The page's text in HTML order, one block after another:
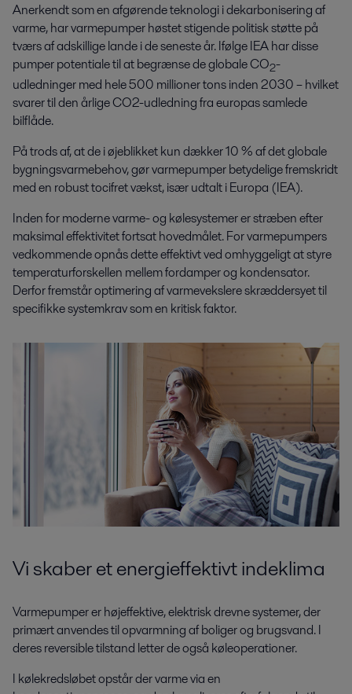
Anerkendt som en afgørende teknologi i dekarbonisering af
varme, har varmepumper høstet stigende politisk støtte på
tværs af adskillige lande i de seneste år. Ifølge IEA har disse
pumper potentiale til at begrænse de globale CO2-
udledninger med hele 500 millioner tons inden 2030 – hvilket
svarer til den årlige CO2-udledning fra europas samlede
bilflåde.
På trods af, at de i øjeblikket kun dækker 10 % af det globale
bygningsvarmebehov, gør varmepumper betydelige fremskridt
med en robust tocifret vækst, især udtalt i Europa (IEA).
Inden for moderne varme- og kølesystemer er stræben efter
maksimal effektivitet fortsat hovedmålet. For varmepumpers
vedkommende opnås dette effektivt ved omhyggeligt at styre
temperaturforskellen mellem fordamper og kondensator.
Derfor fremstår optimering af varmevekslere skræddersyet til
specifikke systemkrav som en kritisk faktor.
Vi skaber et energieffektivt indeklima
Varmepumper er højeffektive, elektrisk drevne systemer, der
primært anvendes til opvarmning af boliger og brugsvand. I
deres reversible tilstand letter de også køleoperationer.
I kølekredsløbet opstår der varme via en